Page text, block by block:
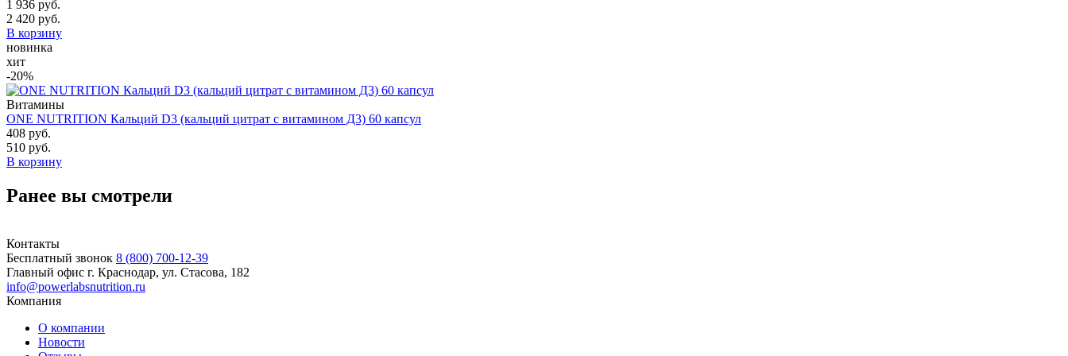
1 936 руб.
2 420 руб.
В корзину
новинка
хит
-20%
Витамины
ONE NUTRITION Кальций D3 (кальций цитрат с витамином Д3) 60 капсул
408 руб.
510 руб.
В корзину
Ранее вы смотрели
Контакты
Бесплатный звонок 8 (800) 700-12-39
Главный офис г. Краснодар, ул. Стасова, 182
info@powerlabsnutrition.ru
Компания
О компании
Новости